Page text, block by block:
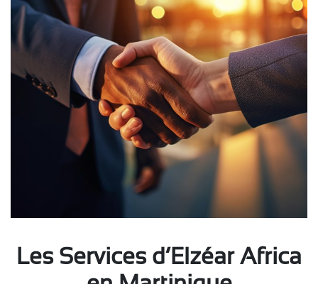
Les Services d’Elzéar Africa